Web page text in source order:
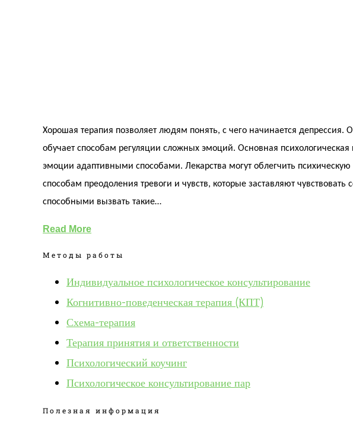
Хорошая терапия позволяет людям понять, с чего начинается
обучает способам регуляции сложных эмоций. Основная
эмоции адаптивными способами. Лекарства могут облегчить
способам преодоления тревоги и чувств, которые заставляют
способными вызвать такие…
Read More
Методы работы
Индивидуальное психологическое консультирование
Когнитивно-поведенческая терапия (КПТ)
Схема-терапия
Терапия принятия и ответственности
Психологический коучинг
Психологическое консультирование пар
Полезная информация